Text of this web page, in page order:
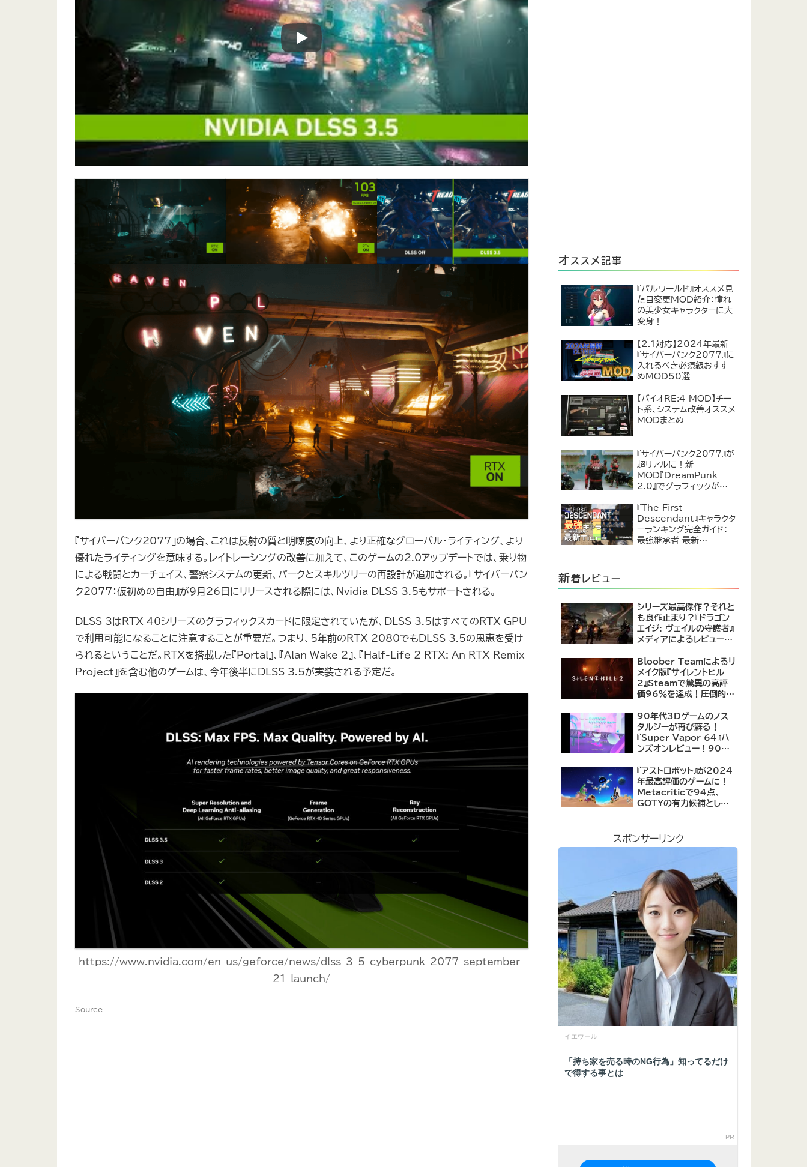
『サイバーパンク2077』の場合、これは反射の質と明瞭度の向上、より正確なグローバル・ライティング、より
優れたライティングを意味する。レイトレーシングの改善に加えて、このゲームの2.0アップデートでは、乗り物
による戦闘とカーチェイス、警察システムの更新、パークとスキルツリーの再設計が追加される。『サイバーパン
ク2077：仮初めの自由』が9月26日にリリースされる際には、Nvidia DLSS 3.5もサポートされる。
DLSS 3はRTX 40シリーズのグラフィックスカードに限定されていたが、DLSS 3.5はすべてのRTX GPU
で利用可能になることに注意することが重要だ。つまり、5年前のRTX 2080でもDLSS 3.5の恩恵を受け
られるということだ。RTXを搭載した『Portal』、『Alan Wake 2』、『Half-Life 2 RTX: An RTX Remix
Project』を含む他のゲームは、今年後半にDLSS 3.5が実装される予定だ。
https://www.nvidia.com/en-us/geforce/news/dlss-3-5-cyberpunk-2077-september-
21-launch/
Source
オ ススメ記事
『パルワールド』オススメ見
た目変更MOD紹介：憧れ
の美少女キャラクターに大
変身！
【2.1対応】2024年最新
『サイバーパンク2077』に
入れるべき必須級おすす
めMOD50選
【バイオRE:4 MOD】チー
ト系、システム改善オススメ
MODまとめ
『サイバーパンク2077』が
超リアルに！新
MOD『DreamPunk
2.0』でグラフィックが恐ろ
『The First
Descendant』キャラクタ
ーランキング完全ガイド：
最強継承者 最新
新着レビュー
シリーズ最高傑作？それと
も良作止まり？『ドラゴン
エイジ: ヴェイルの守護者』
メディアによるレビューが
ラクター育成システムは好
評、戦闘システムは賛否あ
り
Bloober Teamによるリ
メイク版『サイレントヒル
2』Steamで驚異の高評
価96％を達成！圧倒的な
の復活
90年代3Dゲームのノス
タルジーが再び蘇る！
『Super Vapor 64』ハ
ンズオンレビュー！90年
再現したノスタルジックア
クション
『アストロボット』が2024
年最高評価のゲームに！
Metacriticで94点、
GOTYの有力候補として
スポンサーリンク